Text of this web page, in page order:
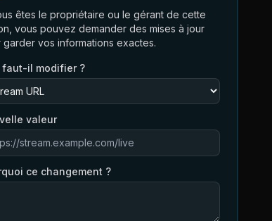
êtes le propriétaire ou le gérant de cette
vous pouvez demander des mises à jour
garder vos informations exactes.
faut-il modifier ?
valeur
ce changement ?